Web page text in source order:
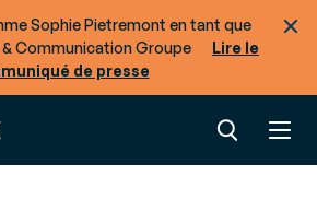
Sophie Pietremont en tant que
Communication Groupe
Lire le
de presse